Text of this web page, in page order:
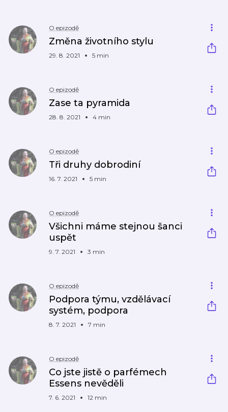
O epizodě
Změna životního stylu
29. 8. 2021 5 min
O epizodě
Zase ta pyramida
28. 8. 2021 4 min
O epizodě
Tři druhy dobrodiní
16. 7. 2021 5 min
O epizodě
Všichni máme stejnou šanci
uspět
9. 7. 2021 3 min
O epizodě
Podpora týmu, vzdělávací
systém, podpora
8. 7. 2021 7 min
O epizodě
Co jste jistě o parfémech
Essens nevěděli
7. 6. 2021 12 min